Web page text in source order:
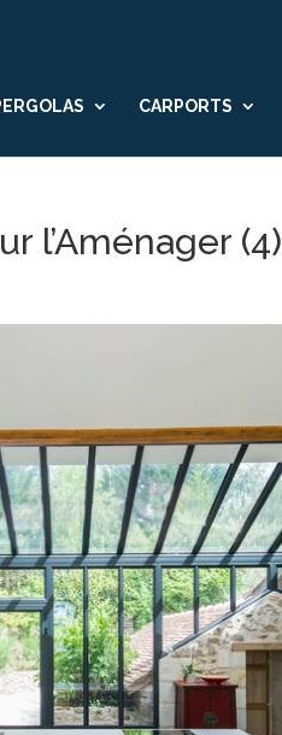
CARPORTS
l’Aménager (4)